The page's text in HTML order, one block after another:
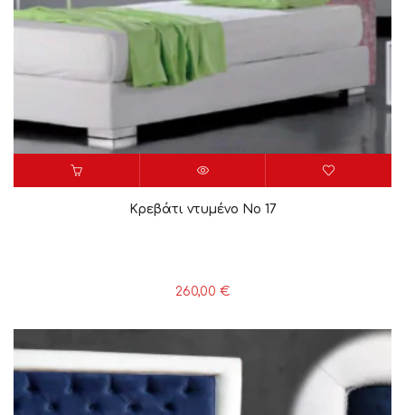
Κρεβάτι ντυμένο Νο 17
260,00 €